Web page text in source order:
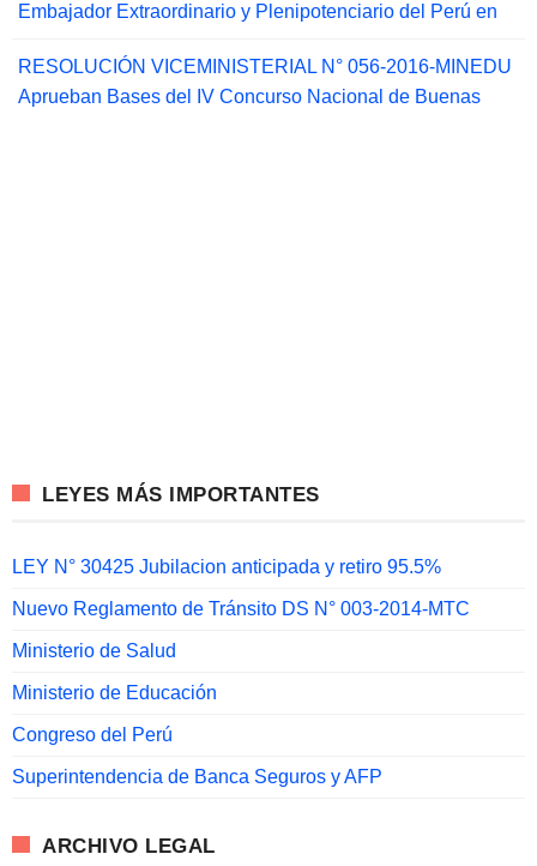
Embajador Extraordinario y Plenipotenciario del Perú en
RESOLUCIÓN VICEMINISTERIAL N° 056-2016-MINEDU
Aprueban Bases del IV Concurso Nacional de Buenas
LEYES MÁS IMPORTANTES
LEY N° 30425 Jubilacion anticipada y retiro 95.5%
Nuevo Reglamento de Tránsito DS N° 003-2014-MTC
Ministerio de Salud
Ministerio de Educación
Congreso del Perú
Superintendencia de Banca Seguros y AFP
ARCHIVO LEGAL